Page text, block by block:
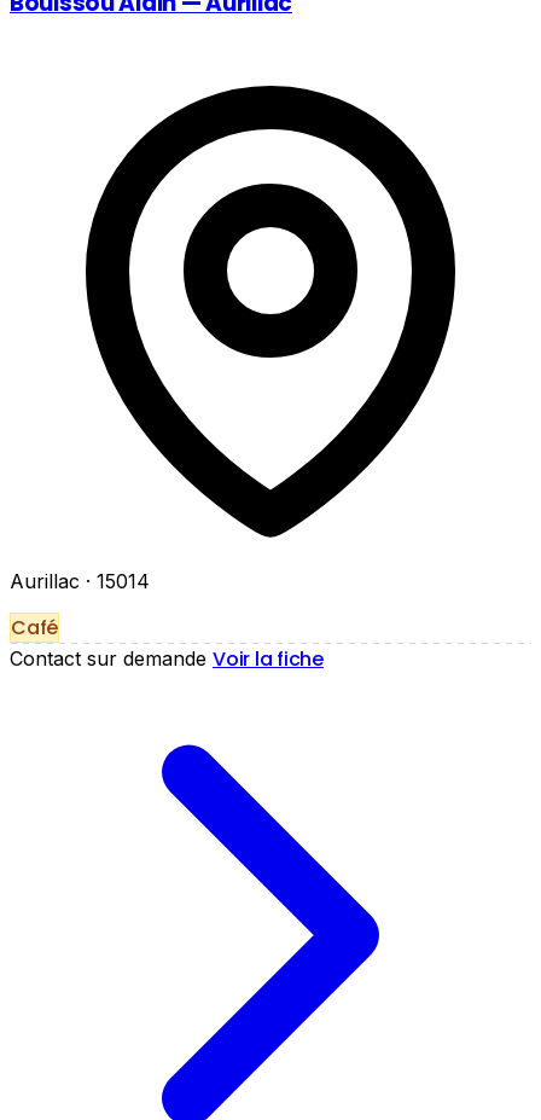
Aurillac · 15014
Café
Contact sur demande Voir la fiche